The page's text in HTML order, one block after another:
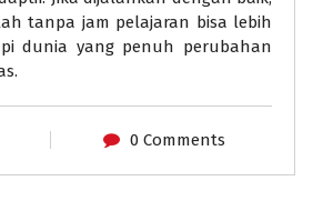
tanpa jam pelajaran bisa lebih
dunia yang penuh perubahan
0 Comments